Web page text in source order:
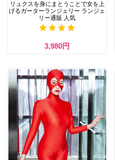
リュクスを身にまとうことで女を上
げるガーターランジェリー ランジェ
リー通販 人気
3,980円